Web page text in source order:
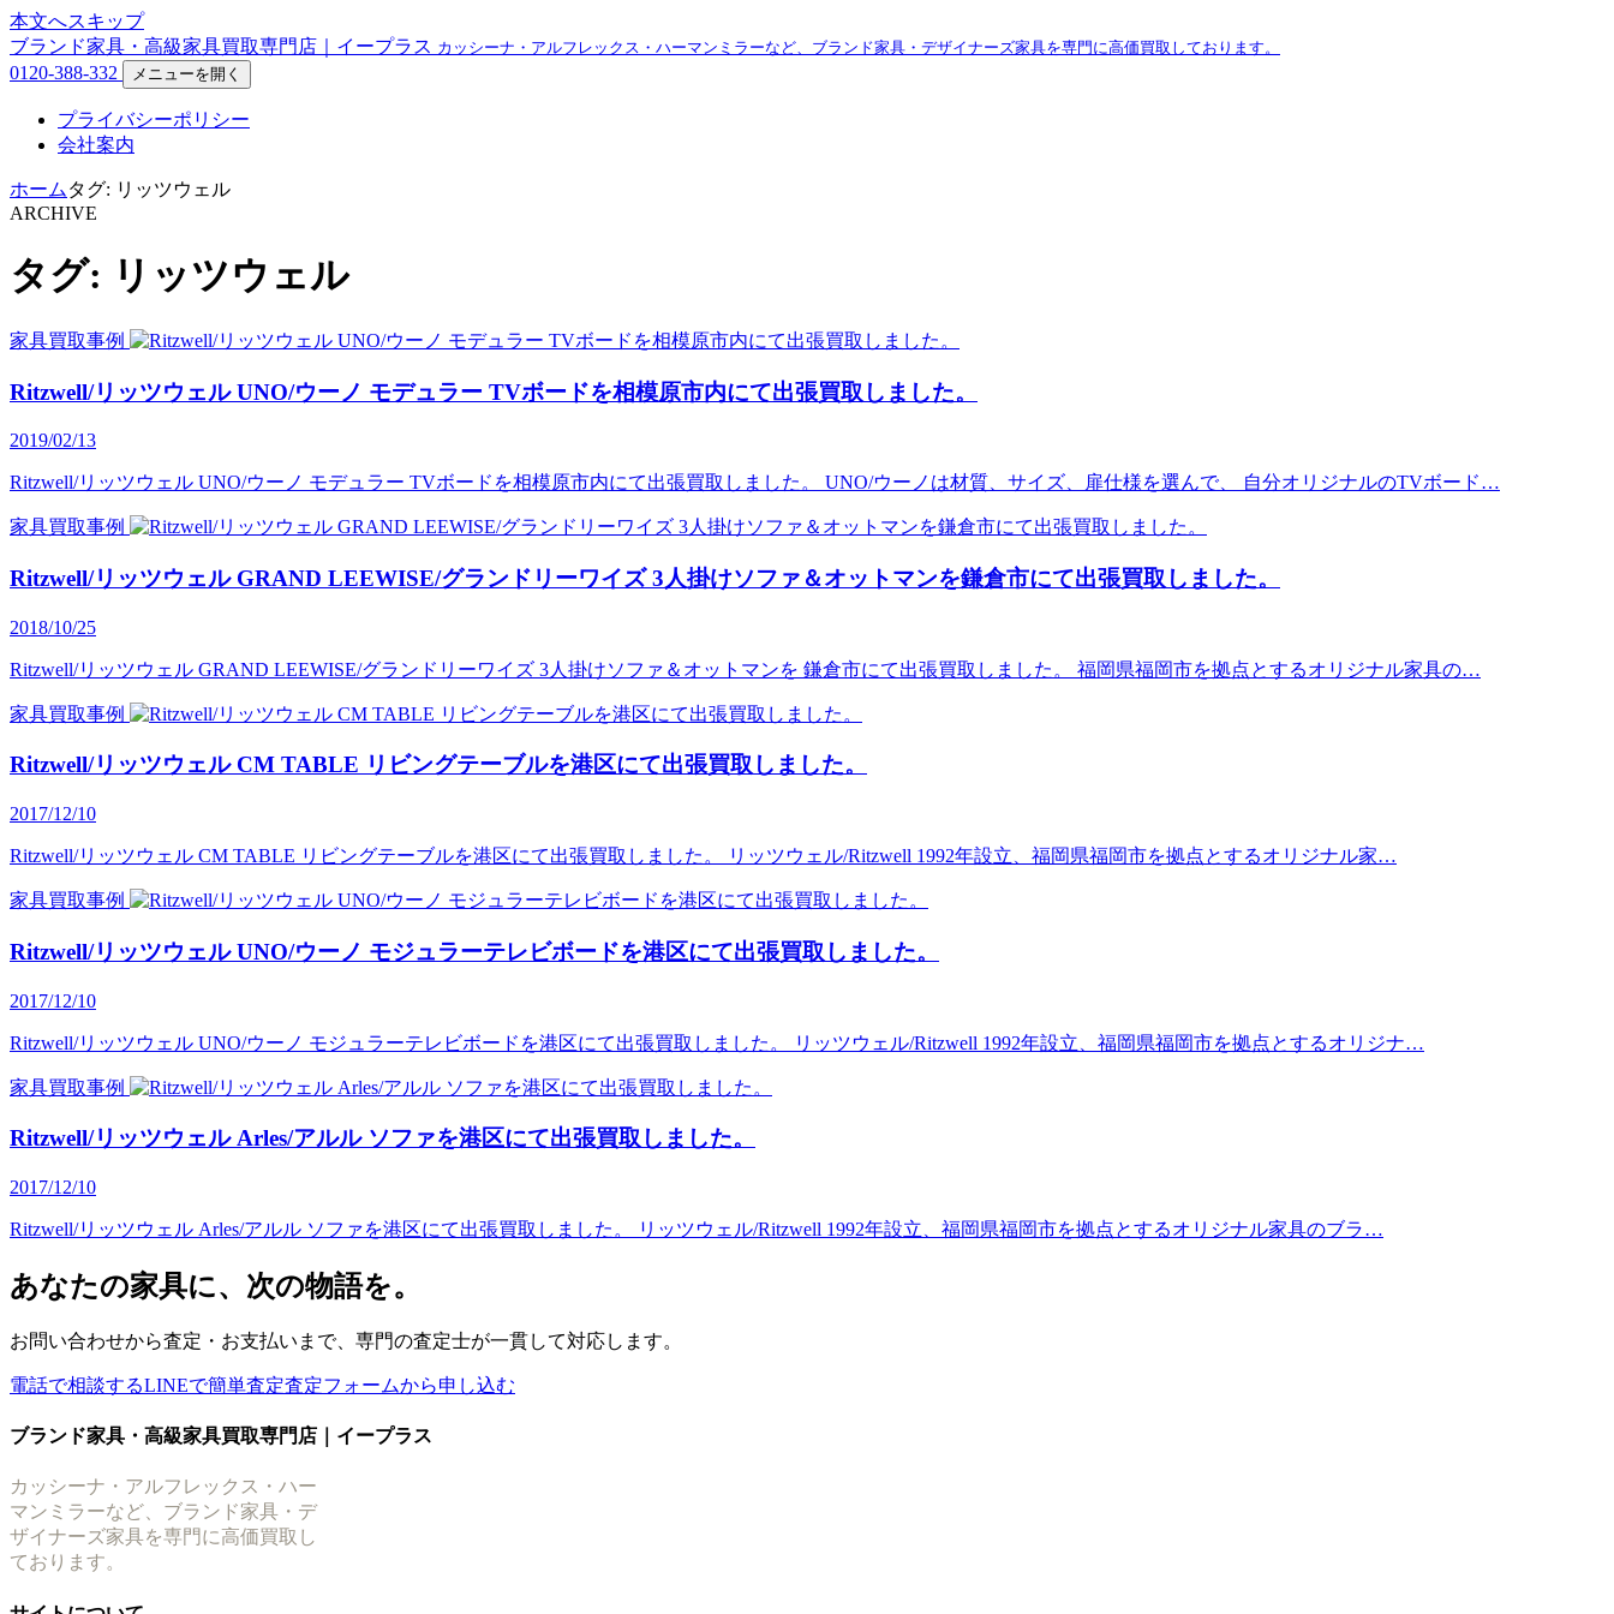
本文へスキップ
ブランド家具・高級家具買取専門店｜イープラス カッシーナ・アルフレックス・ハーマンミラーなど、ブランド家具・デザイナーズ家具を専門に高価買取しております。
0120-388-332 メニューを開く
プライバシーポリシー
会社案内
ホーム タグ: リッツウェル
ARCHIVE
タグ: リッツウェル
家具買取事例
Ritzwell/リッツウェル UNO/ウーノ モデュラー TVボードを相模原市内にて出張買取しました。
2019/02/13
Ritzwell/リッツウェル UNO/ウーノ モデュラー TVボードを相模原市内にて出張買取しました。 UNO/ウーノは材質、サイズ、扉仕様を選んで、 自分オリジナルのTVボード…
家具買取事例
Ritzwell/リッツウェル GRAND LEEWISE/グランドリーワイズ 3人掛けソファ＆オットマンを鎌倉市にて出張買取しました。
2018/10/25
Ritzwell/リッツウェル GRAND LEEWISE/グランドリーワイズ 3人掛けソファ＆オットマンを 鎌倉市にて出張買取しました。 福岡県福岡市を拠点とするオリジナル家具の…
家具買取事例
Ritzwell/リッツウェル CM TABLE リビングテーブルを港区にて出張買取しました。
2017/12/10
Ritzwell/リッツウェル CM TABLE リビングテーブルを港区にて出張買取しました。 リッツウェル/Ritzwell 1992年設立、福岡県福岡市を拠点とするオリジナル家…
家具買取事例
Ritzwell/リッツウェル UNO/ウーノ モジュラーテレビボードを港区にて出張買取しました。
2017/12/10
Ritzwell/リッツウェル UNO/ウーノ モジュラーテレビボードを港区にて出張買取しました。 リッツウェル/Ritzwell 1992年設立、福岡県福岡市を拠点とするオリジナ…
家具買取事例
Ritzwell/リッツウェル Arles/アルル ソファを港区にて出張買取しました。
2017/12/10
Ritzwell/リッツウェル Arles/アルル ソファを港区にて出張買取しました。 リッツウェル/Ritzwell 1992年設立、福岡県福岡市を拠点とするオリジナル家具のブラ…
あなたの家具に、次の物語を。
お問い合わせから査定・お支払いまで、専門の査定士が一貫して対応します。
電話で相談するLINEで簡単査定査定フォームから申し込む
ブランド家具・高級家具買取専門店｜イープラス
カッシーナ・アルフレックス・ハー
マンミラーなど、ブランド家具・デ
ザイナーズ家具を専門に高価買取し
ております。